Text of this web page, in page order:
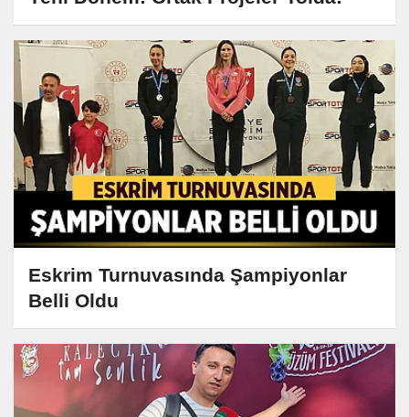
Eskrim Turnuvasında Şampiyonlar
Belli Oldu